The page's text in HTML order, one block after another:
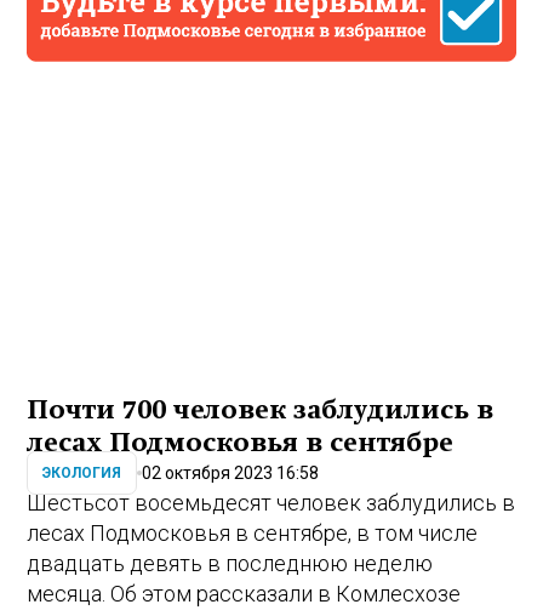
Почти 700 человек заблудились в
лесах Подмосковья в сентябре
ЭКОЛОГИЯ 02 октября 2023 16:58
Шестьсот восемьдесят человек заблудились в
лесах Подмосковья в сентябре, в том числе
двадцать девять в последнюю неделю
месяца. Об этом рассказали в Комлесхозе